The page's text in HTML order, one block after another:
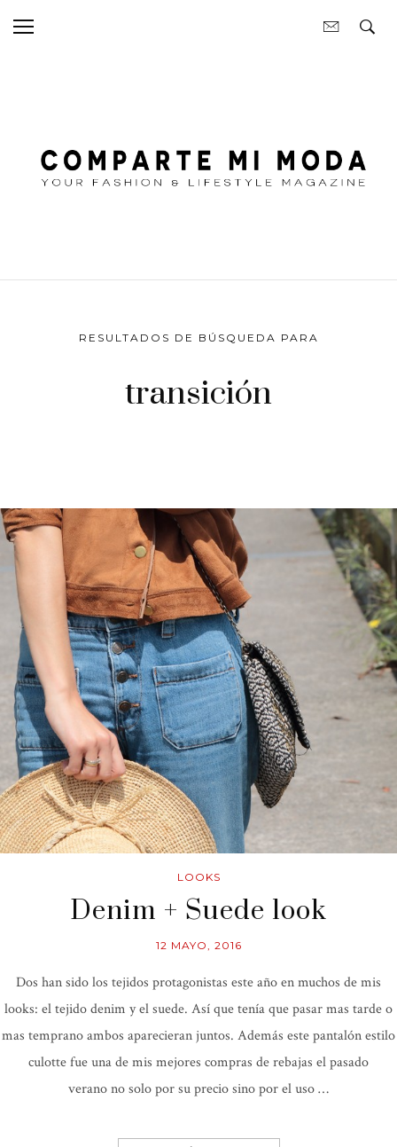
RESULTADOS DE BÚSQUEDA PARA
transición
LOOKS
Denim + Suede look
12 MAYO, 2016
Dos han sido los tejidos protagonistas este año en muchos de mis
looks: el tejido denim y el suede. Así que tenía que pasar mas tarde o
mas temprano ambos aparecieran juntos. Además este pantalón estilo
culotte fue una de mis mejores compras de rebajas el pasado
verano no solo por su precio sino por el uso …